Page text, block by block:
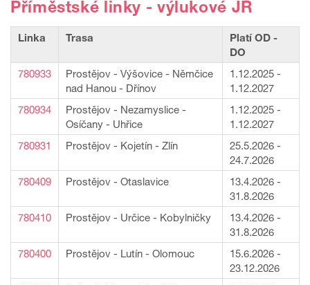
Příměstské linky - výlukové JŘ
Linka Trasa
Platí OD -
DO
780933
Prostějov - Výšovice - Němčice
nad Hanou - Dřínov
1.12.2025 -
1.12.2027
780934
Prostějov - Nezamyslice -
Osíčany - Uhřice
1.12.2025 -
1.12.2027
780931 Prostějov - Kojetín - Zlín
25.5.2026 -
24.7.2026
780409 Prostějov - Otaslavice
13.4.2026 -
31.8.2026
780410 Prostějov - Určice - Kobylničky
13.4.2026 -
31.8.2026
780400 Prostějov - Lutín - Olomouc
15.6.2026 -
23.12.2026